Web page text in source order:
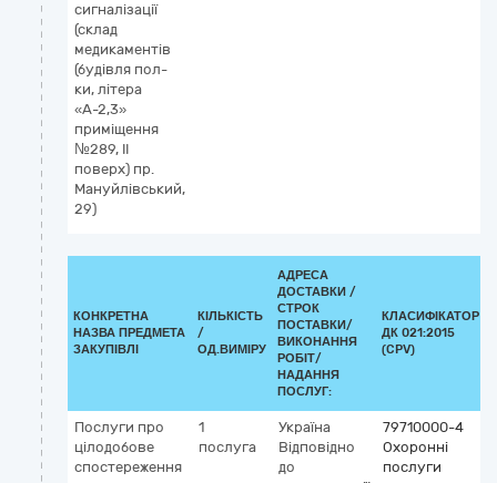
сигналізації
(склад
медикаментів
(будівля пол-
ки, літера
«А-2,3»
приміщення
№289, II
поверх) пр.
Мануйлівський,
29)
КОНКРЕТНА
НАЗВА ПРЕДМЕТА
ЗАКУПІВЛІ
КІЛЬКІСТЬ
/
ОД.ВИМІРУ
АДРЕСА
ДОСТАВКИ /
СТРОК
ПОСТАВКИ/
ВИКОНАННЯ
РОБІТ/
НАДАННЯ
ПОСЛУГ:
КЛАСИФІКАТОР
ДК 021:2015
(CPV)
Послуги про
цілодобове
спостереження
1
послуга
Україна
Відповідно
до
79710000-4
Охоронні
послуги